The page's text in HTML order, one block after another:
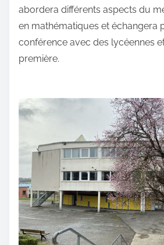
abordera différents aspects du
en mathématiques et échangera
conférence avec des lycéennes
première.